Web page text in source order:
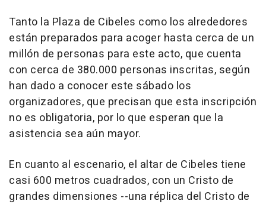
Tanto la Plaza de Cibeles como los alrededores
están preparados para acoger hasta cerca de un
millón de personas para este acto, que cuenta
con cerca de 380.000 personas inscritas, según
han dado a conocer este sábado los
organizadores, que precisan que esta inscripción
no es obligatoria, por lo que esperan que la
asistencia sea aún mayor.
En cuanto al escenario, el altar de Cibeles tiene
casi 600 metros cuadrados, con un Cristo de
grandes dimensiones --una réplica del Cristo de